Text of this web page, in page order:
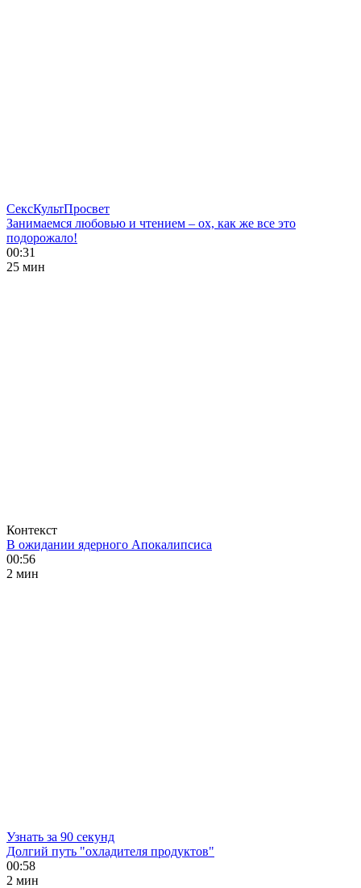
СексКультПросвет
Занимаемся любовью и чтением – ох, как же все это
подорожало!
00:31
25 мин
Контекст
В ожидании ядерного Апокалипсиса
00:56
2 мин
Узнать за 90 секунд
Долгий путь "охладителя продуктов"
00:58
2 мин